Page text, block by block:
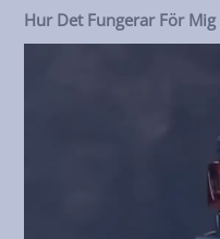
Hur Det Fungerar För Mig